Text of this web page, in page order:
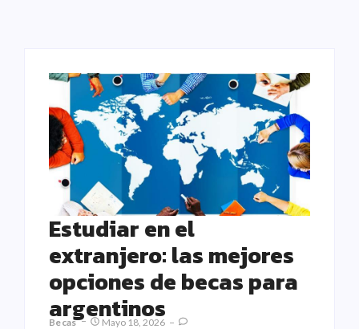
Estudiar en el
extranjero: las mejores
opciones de becas para
argentinos
Becas Mayo 18, 2026